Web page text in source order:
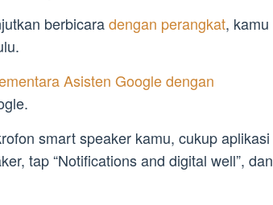
berbicaradengan perangkat, kamu
Asisten Google dengan
smart speaker kamu, cukup aplikasi
tap “Notifications and digital well”, dan